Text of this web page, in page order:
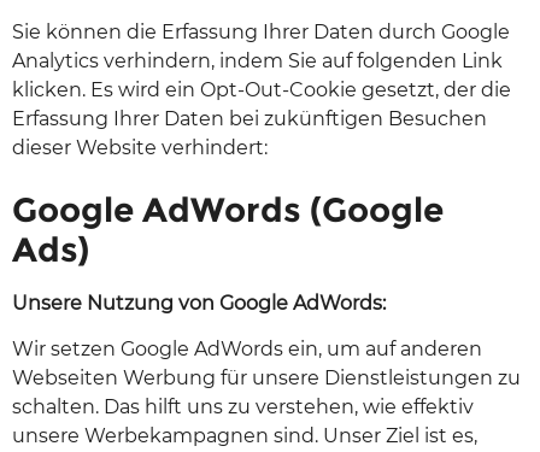
Sie können die Erfassung Ihrer Daten durch Google
Analytics verhindern, indem Sie auf folgenden Link
klicken. Es wird ein Opt-Out-Cookie gesetzt, der die
Erfassung Ihrer Daten bei zukünftigen Besuchen
dieser Website verhindert:
Google AdWords (Google
Ads)
Unsere Nutzung von Google AdWords:
Wir setzen Google AdWords ein, um auf anderen
Webseiten Werbung für unsere Dienstleistungen zu
schalten. Das hilft uns zu verstehen, wie effektiv
unsere Werbekampagnen sind. Unser Ziel ist es,